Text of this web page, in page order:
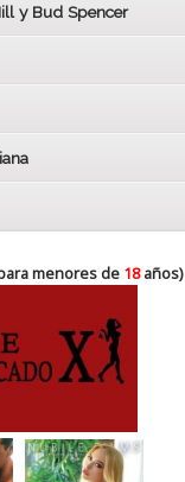
y Bud Spencer
menores de 18años)